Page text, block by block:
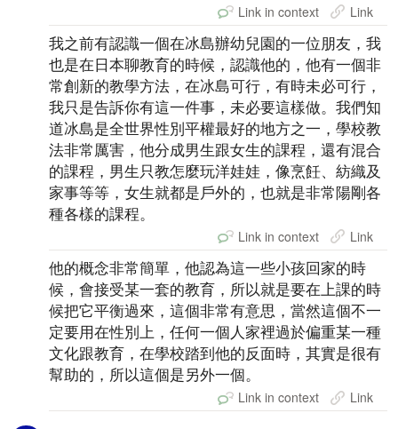
Link in context Link
我之前有認識一個在冰島辦幼兒園的一位朋友，我
也是在日本聊教育的時候，認識他的，他有一個非
常創新的教學方法，在冰島可行，有時未必可行，
我只是告訴你有這一件事，未必要這樣做。我們知
道冰島是全世界性別平權最好的地方之一，學校教
法非常厲害，他分成男生跟女生的課程，還有混合
的課程，男生只教怎麼玩洋娃娃，像烹飪、紡織及
家事等等，女生就都是戶外的，也就是非常陽剛各
種各樣的課程。
Link in context Link
他的概念非常簡單，他認為這一些小孩回家的時
候，會接受某一套的教育，所以就是要在上課的時
候把它平衡過來，這個非常有意思，當然這個不一
定要用在性別上，任何一個人家裡過於偏重某一種
文化跟教育，在學校踏到他的反面時，其實是很有
幫助的，所以這個是另外一個。
Link in context Link